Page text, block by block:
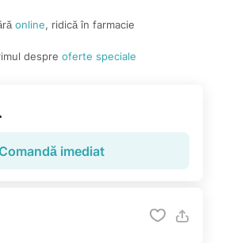
online, ridică în farmacie
despre oferte speciale
Comandă imediat